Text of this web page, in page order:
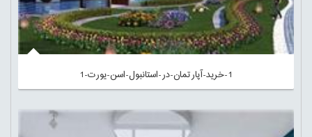
1-خرید-آپارتمان-در-استانبول-اسن-یورت-1